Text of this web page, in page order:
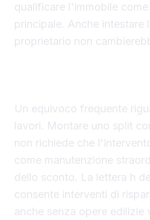
qualificare l'immobile
principale. Anche intestare
proprietario non
Un equivoco frequente
lavori. Montare uno split
non richiede che
come manutenzione
dello sconto. La lettera h
consente interventi di
anche senza opere edilizie